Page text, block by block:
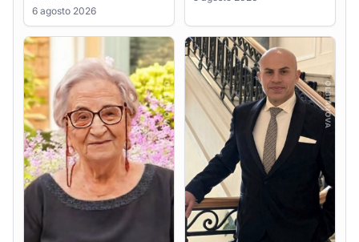
Giovanna Ponsanu Ved.
Decandia
5 agosto 2026
Giuseppe Saba
5 agosto 2026